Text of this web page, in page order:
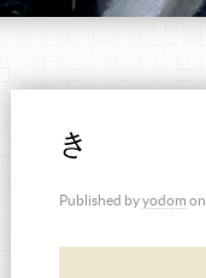
き
Published byyodom on